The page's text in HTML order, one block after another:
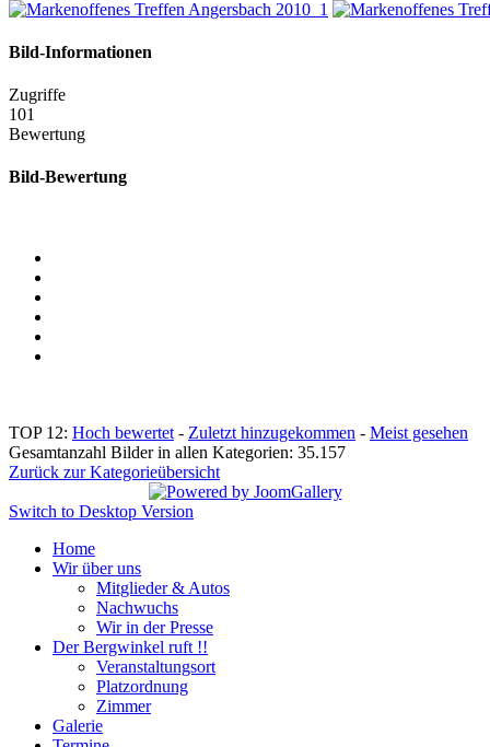
Bild-Informationen
Zugriffe
101
Bewertung
Bild-Bewertung
TOP 12: Hoch bewertet - Zuletzt hinzugekommen - Meist gesehen
Gesamtanzahl Bilder in allen Kategorien: 35.157
Zurück zur Kategorieübersicht
Switch to Desktop Version
Home
Wir über uns
Mitglieder & Autos
Nachwuchs
Wir in der Presse
Der Bergwinkel ruft !!
Veranstaltungsort
Platzordnung
Zimmer
Galerie